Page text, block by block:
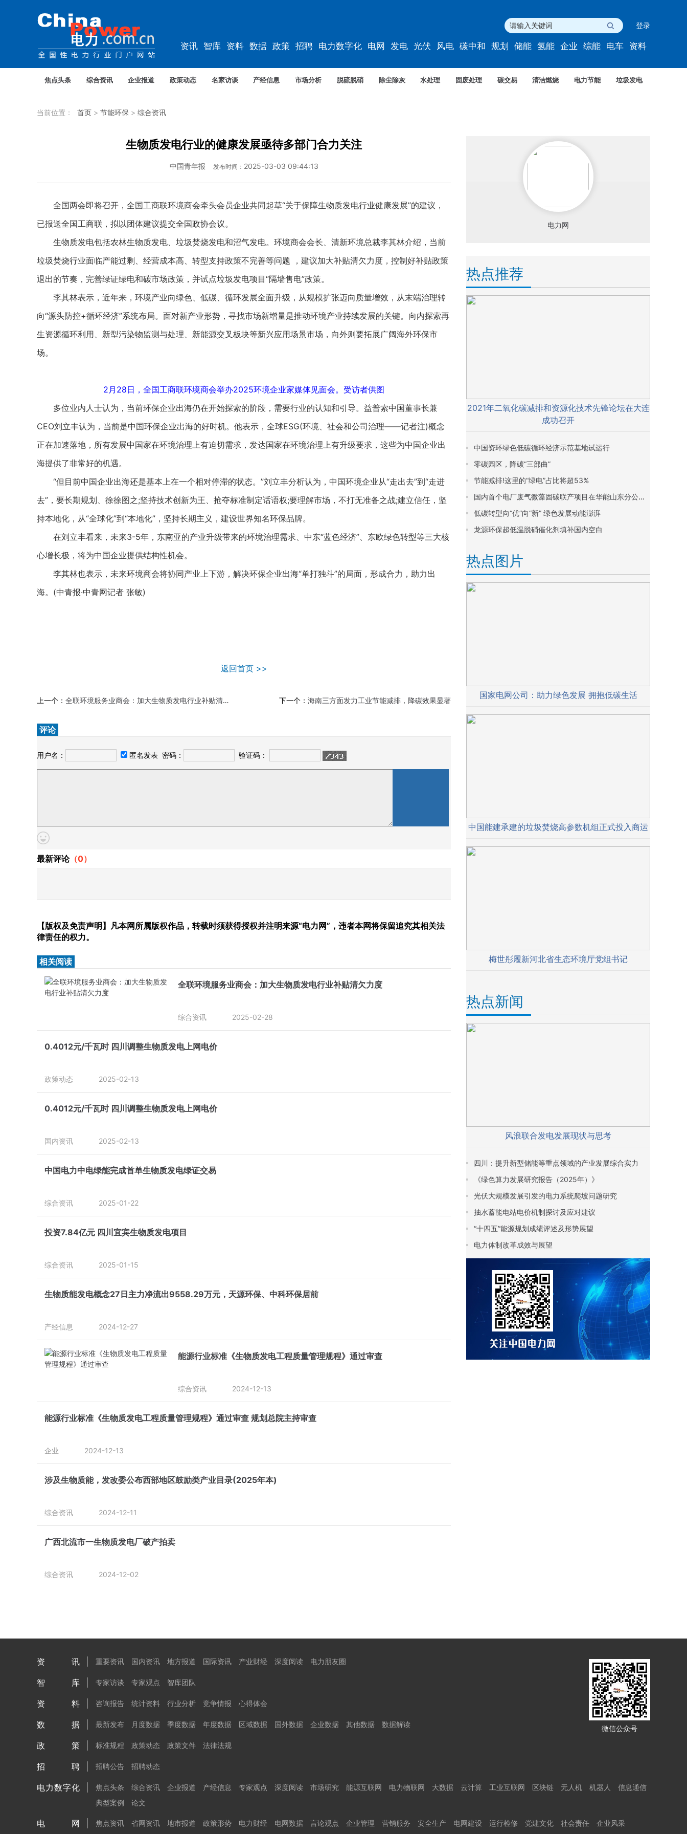
登录
资讯 智库 资料 数据 政策 招聘 电力数字化 电网 发电 光伏 风电 碳中和 规划 储能 氢能 企业 综能 电车 资料
焦点头条 综合资讯 企业报道 政策动态 名家访谈 产经信息 市场分析 脱硫脱硝 除尘除灰 水处理 固废处理 碳交易 清洁燃烧 电力节能 垃圾发电
当前位置： 首页 > 节能环保 > 综合资讯
生物质发电行业的健康发展亟待多部门合力关注
中国青年报 发布时间： 2025-03-03 09:44:13
全国两会即将召开，全国工商联环境商会牵头会员企业共同起草“关于保障生物质发电行业健康发展”的建议，
已报送全国工商联，拟以团体建议提交全国政协会议。
生物质发电包括农林生物质发电、垃圾焚烧发电和沼气发电。环境商会会长、清新环境总裁李其林介绍，当前
垃圾焚烧行业面临产能过剩、经营成本高、转型支持政策不完善等问题 ，建议加大补贴清欠力度，控制好补贴政策
退出的节奏，完善绿证绿电和碳市场政策，并试点垃圾发电项目“隔墙售电”政策。
李其林表示，近年来，环境产业向绿色、低碳、循环发展全面升级，从规模扩张迈向质量增效，从末端治理转
向“源头防控+循环经济”系统布局。面对新产业形势，寻找市场新增量是推动环境产业持续发展的关键。向内探索再
生资源循环利用、新型污染物监测与处理、新能源交叉板块等新兴应用场景市场，向外则要拓展广阔海外环保市
场。
2月28日，全国工商联环境商会举办2025环境企业家媒体见面会。受访者供图
多位业内人士认为，当前环保企业出海仍在开始探索的阶段，需要行业的认知和引导。益普索中国董事长兼
CEO刘立丰认为，当前是中国环保企业出海的好时机。他表示，全球ESG(环境、社会和公司治理——记者注)概念
正在加速落地，所有发展中国家在环境治理上有迫切需求，发达国家在环境治理上有升级要求，这些为中国企业出
海提供了非常好的机遇。
“但目前中国企业出海还是基本上在一个相对停滞的状态。”刘立丰分析认为，中国环境企业从“走出去”到“走进
去”，要长期规划、徐徐图之;坚持技术创新为王、抢夺标准制定话语权;要理解市场，不打无准备之战;建立信任，坚
持本地化，从“全球化”到“本地化”，坚持长期主义，建设世界知名环保品牌。
在刘立丰看来，未来3-5年，东南亚的产业升级带来的环境治理需求、中东“蓝色经济”、东欧绿色转型等三大核
心增长极，将为中国企业提供结构性机会。
李其林也表示，未来环境商会将协同产业上下游，解决环保企业出海“单打独斗”的局面，形成合力，助力出
海。(中青报·中青网记者 张敏)
返回首页 >>
上一个： 全联环境服务业商会：加大生物质发电行业补贴清欠力度 下一个： 海南三方面发力工业节能减排，降碳效果显著
评论
用户名： 匿名发表 密码： 验证码：
最新评论（0）
【版权及免责声明】凡本网所属版权作品，转载时须获得授权并注明来源“电力网”，违者本网将保留追究其相关法
律责任的权力。
相关阅读
全联环境服务业商会：加大生物质发电行业补贴清欠力度
综合资讯 2025-02-28
0.4012元/千瓦时 四川调整生物质发电上网电价
政策动态 2025-02-13
0.4012元/千瓦时 四川调整生物质发电上网电价
国内资讯 2025-02-13
中国电力中电绿能完成首单生物质发电绿证交易
综合资讯 2025-01-22
投资7.84亿元 四川宜宾生物质发电项目
综合资讯 2025-01-15
生物质能发电概念27日主力净流出9558.29万元，天源环保、中科环保居前
产经信息 2024-12-27
能源行业标准《生物质发电工程质量管理规程》通过审查
综合资讯 2024-12-13
能源行业标准《生物质发电工程质量管理规程》通过审查 规划总院主持审查
企业 2024-12-13
涉及生物质能，发改委公布西部地区鼓励类产业目录(2025年本)
综合资讯 2024-12-11
广西北流市一生物质发电厂破产拍卖
综合资讯 2024-12-02
电力网
热点推荐
2021年二氧化碳减排和资源化技术先锋论坛在大连
成功召开
中国资环绿色低碳循环经济示范基地试运行
零碳园区，降碳“三部曲”
节能减排!这里的“绿电”占比将超53%
国内首个电厂废气微藻固碳联产项目在华能山东分公司投运
低碳转型向“优”向“新” 绿色发展动能澎湃
龙源环保超低温脱硝催化剂填补国内空白
热点图片
国家电网公司：助力绿色发展 拥抱低碳生活
中国能建承建的垃圾焚烧高参数机组正式投入商运
梅世彤履新河北省生态环境厅党组书记
热点新闻
风浪联合发电发展现状与思考
四川：提升新型储能等重点领域的产业发展综合实力
《绿色算力发展研究报告（2025年）》
光伏大规模发展引发的电力系统爬坡问题研究
抽水蓄能电站电价机制探讨及应对建议
“十四五”能源规划成绩评述及形势展望
电力体制改革成效与展望
微信公众号
资讯 重要资讯 国内资讯 地方报道 国际资讯 产业财经 深度阅读 电力朋友圈
智库 专家访谈 专家观点 智库团队
资料 咨询报告 统计资料 行业分析 竞争情报 心得体会
数据 最新发布 月度数据 季度数据 年度数据 区域数据 国外数据 企业数据 其他数据 数据解读
政策 标准规程 政策动态 政策文件 法律法规
招聘 招聘公告 招聘动态
电力数字化 焦点头条 综合资讯 企业报道 产经信息 专家观点 深度阅读 市场研究 能源互联网 电力物联网 大数据 云计算 工业互联网 区块链 无人机 机器人
信息通信
典型案例
论文
电网 焦点资讯 省网资讯 地市报道 政策形势 电力财经 电网数据 言论观点 企业管理 营销服务 安全生产 电网建设 运行检修 党建文化 社会责任 企业风采